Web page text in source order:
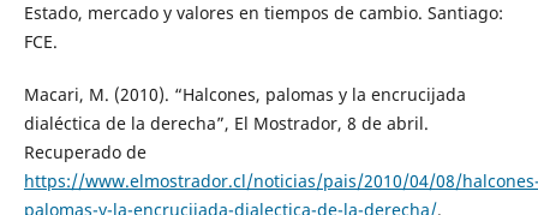
Estado, mercado y valores en tiempos de cambio. Santiago:
FCE.
Macari, M. (2010). “Halcones, palomas y la encrucijada
dialéctica de la derecha”, El Mostrador, 8 de abril.
Recuperado de
https://www.elmostrador.cl/noticias/pais/2010/04/08/
palomas-y-la-encrucijada-dialectica-de-la-derecha/.